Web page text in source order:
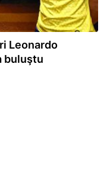
Leonardo
buluştu